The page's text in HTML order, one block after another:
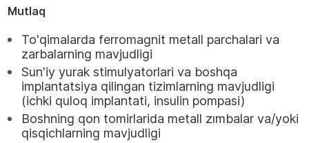
Mutlaq
To'qimalarda ferromagnit metall parchalari va
zarbalarning mavjudligi
Sun'iy yurak stimulyatorlari va boshqa
implantatsiya qilingan tizimlarning mavjudligi
(ichki quloq implantati, insulin pompasi)
Boshning qon tomirlarida metall zımbalar va/yoki
qisqichlarning mavjudligi